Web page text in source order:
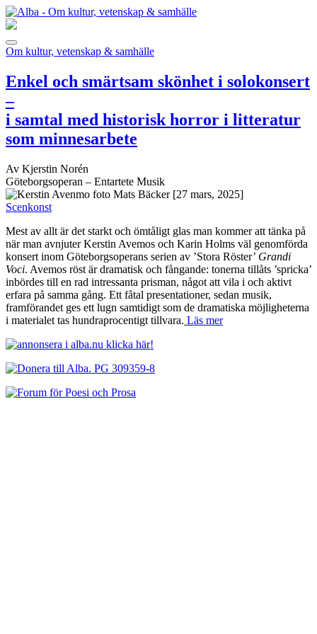
Om kultur, vetenskap & samhälle
Enkel och smärtsam skönhet i solokonsert
–
i samtal med historisk horror i litteratur
som minnesarbete
Av Kjerstin Norén
Göteborgsoperan – Entartete Musik
[27 mars, 2025]
Scenkonst
Mest av allt är det starkt och ömtåligt glas man kommer att tänka på
när man avnjuter Kerstin Avemos och Karin Holms väl genomförda
konsert inom Göteborgsoperans serien av ’Stora Röster’ Grandi
Voci. Avemos röst är dramatisk och fångande: tonerna tillåts ’spricka’
inbördes till en rad intressanta prisman, något att vila i och aktivt
erfara på samma gång. Ett fåtal presentationer, sedan musik,
framförandet ges ett lugn samtidigt som de dramatiska möjligheterna
i materialet tas hundraprocentigt tillvara. Läs mer